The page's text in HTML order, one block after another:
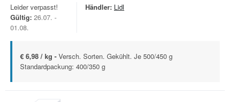
Leider verpasst!
Gültig: 26.07. -
01.08.
Händler: Lidl
€ 6,98 / kg - Versch. Sorten. Gekühlt. Je 500/450 g
Standardpackung: 400/350 g